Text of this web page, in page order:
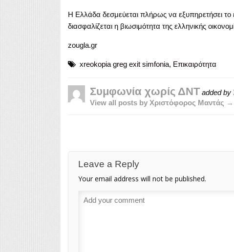
Η Ελλάδα δεσμεύεται πλήρως να εξυπηρετήσει το
διασφαλίζεται η βιωσιμότητα της ελληνικής
zougla.gr
xreokopia greg exit simfonia, Επικαιρότητα
Συμφωνία χωρίς ΔΝΤ added by
View all posts by Χριστόφορος Μαντάς →
Leave a Reply
Your email address will not be published.